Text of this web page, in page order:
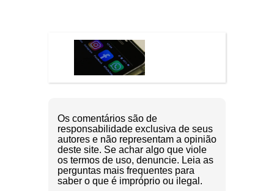
Os comentários são de
responsabilidade exclusiva de seus
autores e não representam a opinião
deste site. Se achar algo que viole
os termos de uso, denuncie. Leia as
perguntas mais frequentes para
saber o que é impróprio ou ilegal.